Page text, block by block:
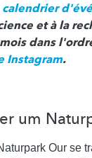
calendrier
et à la
dans
Instagram.
um
Our se